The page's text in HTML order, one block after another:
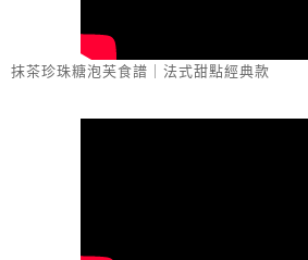
抹茶珍珠糖泡芙食譜｜法式甜點經典款